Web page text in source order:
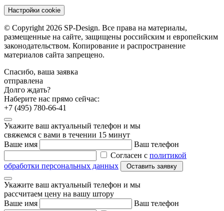
Настройки cookie
© Copyright 2026 SP-Design. Все права на материалы,
размещенные на сайте, защищены российским и европейским
законодательством. Копирование и распространение
материалов сайта запрещено.
Спасибо, ваша заявка
отправлена
Долго ждать?
Наберите нас прямо сейчас:
+7 (495) 780-66-41
Укажите ваш актуальный телефон и мы
свяжемся с вами в течении 15 минут
Ваше имя
Ваш телефон
Согласен с политикой
обработки персональных данных
Укажите ваш актуальный телефон и мы
рассчитаем цену на вашу штору
Ваше имя
Ваш телефон